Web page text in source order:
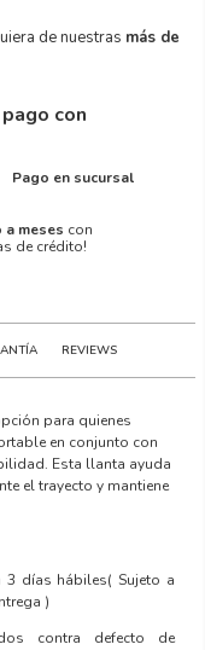
de nuestras más de
con
Pago en sucursal
a meses con
de crédito!
REVIEWS
para quienes
en conjunto con
Esta llanta ayuda
el trayecto y mantiene
3 días hábiles( Sujeto a
)
contra defecto de